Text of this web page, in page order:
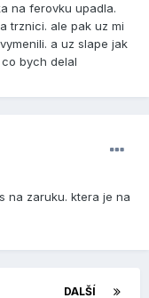
na ferovku upadla.
trznici. ale pak uz mi
a uz slape jak
bych delal
na zaruku. ktera je na
DALŠÍ